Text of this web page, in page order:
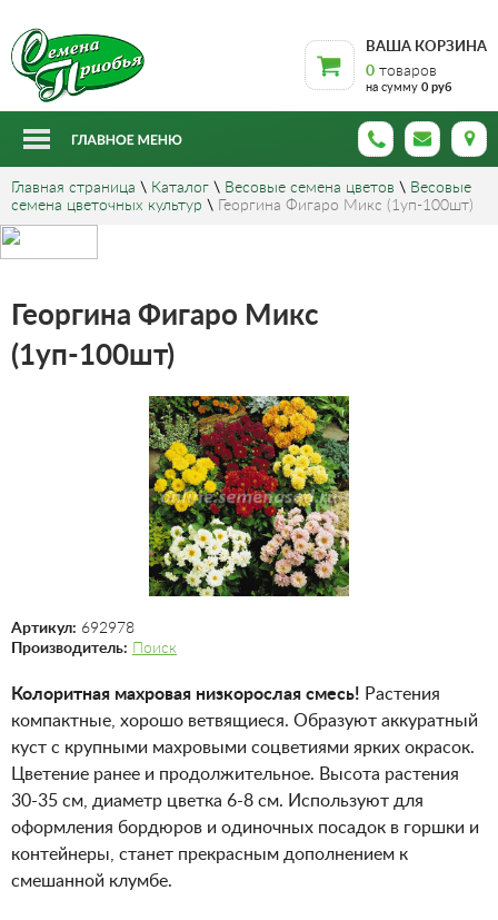
ВАША КОРЗИНА
0 товаров
на сумму 0 руб
Главная страница \ Каталог \ Весовые семена цветов \ Весовые
семена цветочных культур \ Георгина Фигаро Микс (1уп-100шт)
Георгина Фигаро Микс
(1уп-100шт)
Артикул: 692978
Производитель:
Поиск
Колоритная махровая низкорослая смесь! Растения
компактные, хорошо ветвящиеся. Образуют аккуратный
куст с крупными махровыми соцветиями ярких окрасок.
Цветение ранее и продолжительное. Высота растения
30-35 см, диаметр цветка 6-8 см. Используют для
оформления бордюров и одиночных посадок в горшки и
контейнеры, станет прекрасным дополнением к
смешанной клумбе.